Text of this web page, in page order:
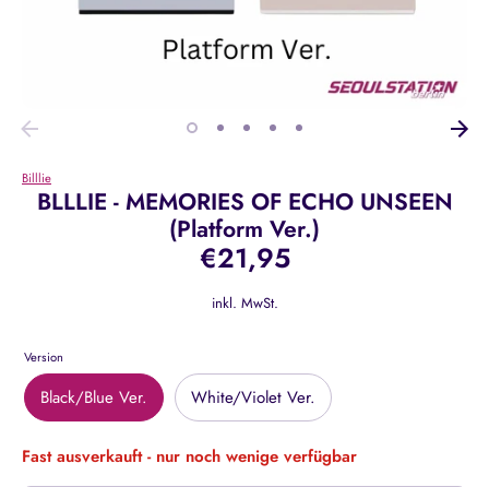
Billlie
BLLLIE - MEMORIES OF ECHO UNSEEN
(Platform Ver.)
€21,95
inkl. MwSt.
Version
Black/Blue Ver. White/Violet Ver.
Fast ausverkauft - nur noch wenige verfügbar